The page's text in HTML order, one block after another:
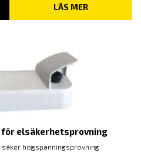
LÄS MER
för elsäkerhetsprovning
högspänningsprovning